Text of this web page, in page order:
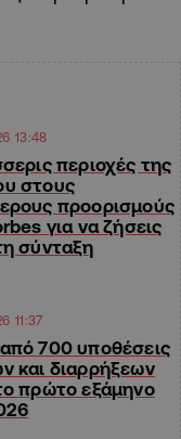
13:48
περιοχές της
στους
προορισμούς
για να ζήσεις
σύνταξη
11:37
700 υποθέσεις
και διαρρήξεων
πρώτο εξάμηνο